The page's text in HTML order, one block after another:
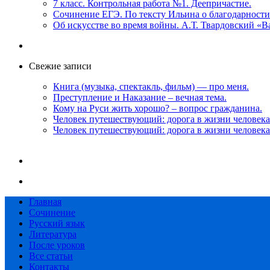
7 класс. Контрольная работа №1. Деепричастие.
Сочинение ЕГЭ. По тексту Ильина о
Об искусстве во время войны. А.Т. Твардовский
Свежие записи
Книга (музыка, спектакль, фильм) — про меня.
Преступление и Наказание – вечная тема.
Кому на Руси жить хорошо? – вопрос гражданина.
Человек путешествующий: дорога в жизни
Человек путешествующий: дорога в жизни
Главная
Сочинение
Русский язык
Литература
После уроков
Все статьи
Контакты